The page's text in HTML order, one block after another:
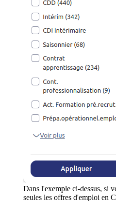
Dans l'exemple ci-dessus, si
seules les offres d'emploi en